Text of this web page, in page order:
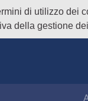
di utilizzo dei
della gestione